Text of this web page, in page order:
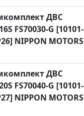
[18]
[21]
[13]
[198]
[2]
[1]
ДВС
FS70030-G [10101-
NIPPON MOTORS
ДВС
FS70040-G [10101-
NIPPON MOTORS